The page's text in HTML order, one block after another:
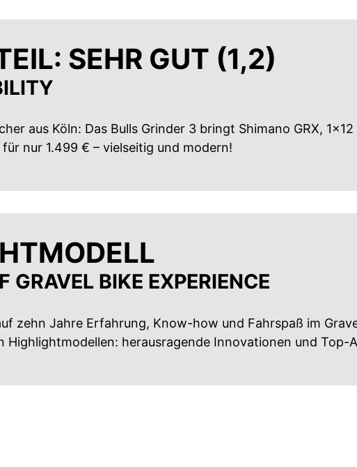
SEHR GUT (1,2)
aus Köln: Das Bulls Grinder 3 bringt Shimano GRX,
nur 1.499 € – vielseitig und modern!
GRAVEL BIKE EXPERIENCE
zehn Jahre Erfahrung, Know-how und Fahrspaß im
Highlightmodellen: herausragende Innovationen und Top-